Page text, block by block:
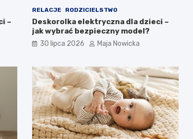
–
RELACJE RODZICIELSTWO
Deskorolka elektryczna dla dzieci –
jak wybrać bezpieczny model?
30 lipca 2026 Maja Nowicka